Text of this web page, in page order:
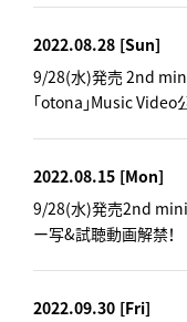
2022.08.28 [Sun]
9/28(水)発売 2nd mini
「otona」Music Video
2022.08.15 [Mon]
9/28(水)発売2nd mini
ー写&試聴動画解禁！
2022.09.30 [Fri]